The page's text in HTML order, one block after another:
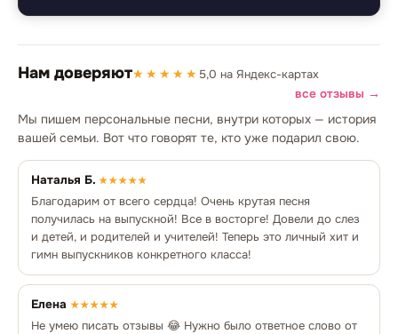
Нам доверяют★★★★★ 5,0 на Яндекс-картах
все отзывы →
Мы пишем персональные песни, внутри которых — история
вашей семьи. Вот что говорят те, кто уже подарил свою.
Наталья Б. ★★★★★
Благодарим от всего сердца! Очень крутая песня
получилась на выпускной! Все в восторге! Довели до слез
и детей, и родителей и учителей! Теперь это личный хит и
гимн выпускников конкретного класса!
Елена ★★★★★
Не умею писать отзывы 😂 Нужно было ответное слово от